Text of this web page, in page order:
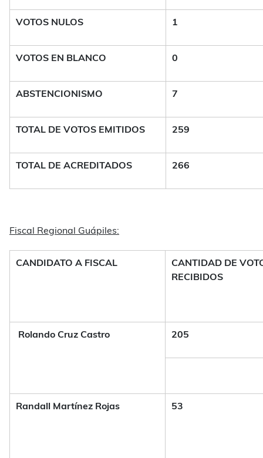
VOTOS NULOS 1
VOTOS EN BLANCO 0
ABSTENCIONISMO 7
TOTAL DE VOTOS EMITIDOS 259
TOTAL DE ACREDITADOS 266
Fiscal Regional Guápiles:
CANDIDATO A FISCAL
CANTIDAD DE
RECIBIDOS
Rolando Cruz Castro 205
Randall Martínez Rojas 53